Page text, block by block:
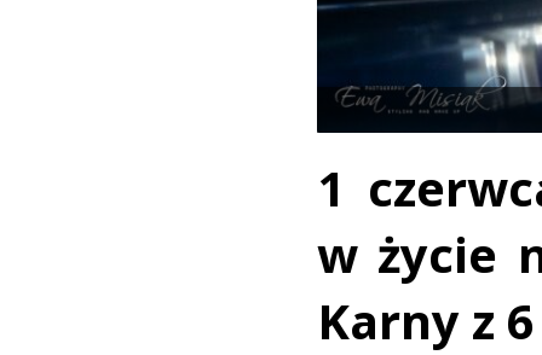
1
w życie
Karny z